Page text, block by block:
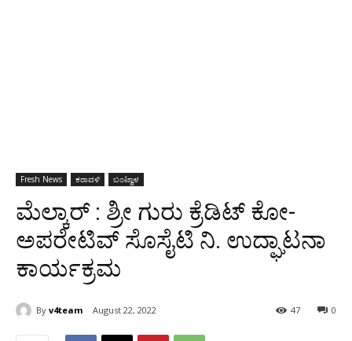
Fresh News ಕರಾವಳಿ ಬಂಟ್ವಾಳ
ಮೆಲ್ಕಾರ್ : ಶ್ರೀ ಗುರು ಕ್ರೆಡಿಟ್ ಕೋ-
ಅಪರೇಟಿವ್ ಸೊಸೈಟಿ ನಿ. ಉದ್ಘಾಟನಾ
ಕಾರ್ಯಕ್ರಮ
By v4team August 22, 2022 0
47